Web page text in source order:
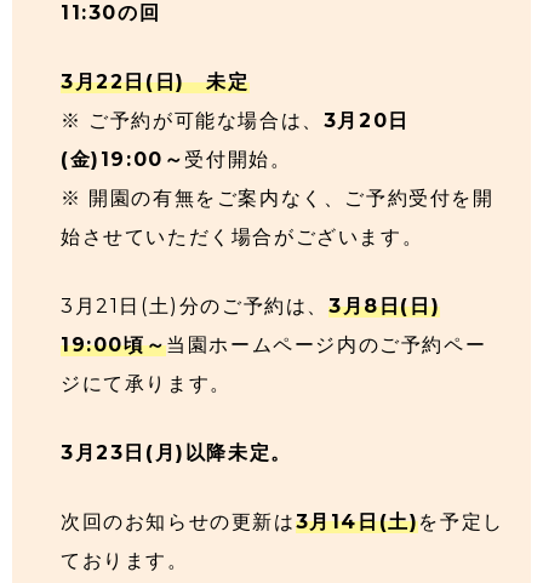
11:30の回
3月22日(日) 未定
※ ご予約が可能な場合は、 3月20日
(金)19:00～ 受付開始。
※ 開園の有無をご案内なく、ご予約受付を開
始させていただく場合がございます。
3月21日(土)分のご予約は、 3月8日(日)
19:00頃～当園ホームページ内のご予約ペー
ジにて承ります。
3月23日(月)以降未定。
次回のお知らせの更新は3月14日(土)を予定し
ております。